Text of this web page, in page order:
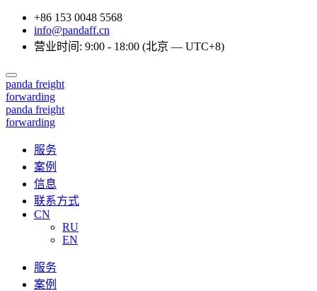
+86 153 0048 5568
info@pandaff.cn
营业时间: 9:00 - 18:00 (北京 — UTC+8)
panda freight
forwarding
panda freight
forwarding
服务
案例
信息
联系方式
CN
RU
EN
服务
案例